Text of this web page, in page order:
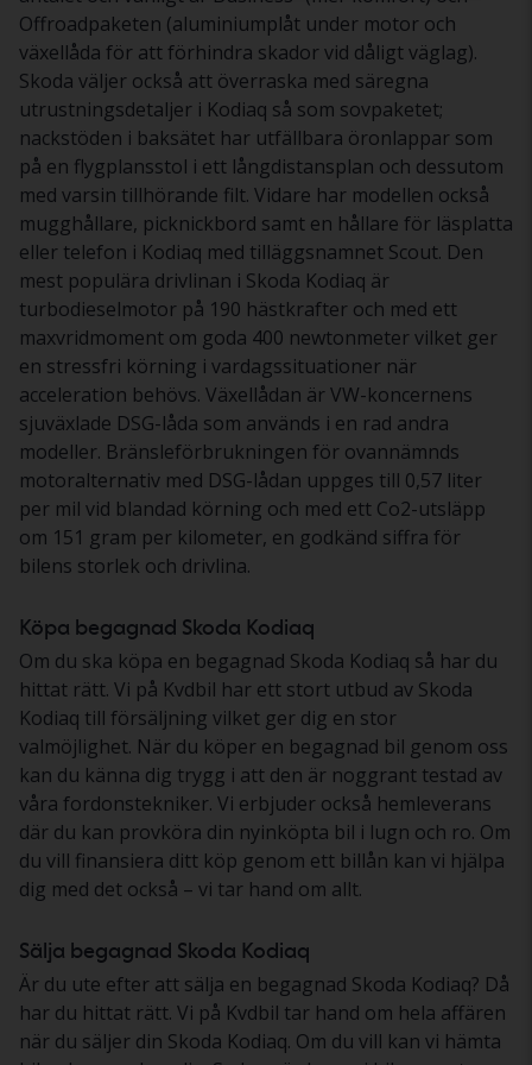
Offroadpaketen (aluminiumplåt under motor och
växellåda för att förhindra skador vid dåligt väglag).
Skoda väljer också att överraska med säregna
utrustningsdetaljer i Kodiaq så som sovpaketet;
nackstöden i baksätet har utfällbara öronlappar som
på en flygplansstol i ett långdistansplan och dessutom
med varsin tillhörande filt. Vidare har modellen också
mugghållare, picknickbord samt en hållare för läsplatta
eller telefon i Kodiaq med tilläggsnamnet Scout. Den
mest populära drivlinan i Skoda Kodiaq är
turbodieselmotor på 190 hästkrafter och med ett
maxvridmoment om goda 400 newtonmeter vilket ger
en stressfri körning i vardagssituationer när
acceleration behövs. Växellådan är VW-koncernens
sjuväxlade DSG-låda som används i en rad andra
modeller. Bränsleförbrukningen för ovannämnds
motoralternativ med DSG-lådan uppges till 0,57 liter
per mil vid blandad körning och med ett Co2-utsläpp
om 151 gram per kilometer, en godkänd siffra för
bilens storlek och drivlina.
Köpa begagnad Skoda Kodiaq
Om du ska köpa en begagnad Skoda Kodiaq så har du
hittat rätt. Vi på Kvdbil har ett stort utbud av Skoda
Kodiaq till försäljning vilket ger dig en stor
valmöjlighet. När du köper en begagnad bil genom oss
kan du känna dig trygg i att den är noggrant testad av
våra fordonstekniker. Vi erbjuder också hemleverans
där du kan provköra din nyinköpta bil i lugn och ro. Om
du vill finansiera ditt köp genom ett billån kan vi hjälpa
dig med det också – vi tar hand om allt.
Sälja begagnad Skoda Kodiaq
Är du ute efter att sälja en begagnad Skoda Kodiaq? Då
har du hittat rätt. Vi på Kvdbil tar hand om hela affären
när du säljer din Skoda Kodiaq. Om du vill kan vi hämta